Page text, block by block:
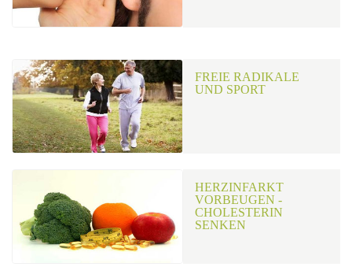
FREIE RADIKALE
UND SPORT
HERZINFARKT
VORBEUGEN -
CHOLESTERIN
SENKEN